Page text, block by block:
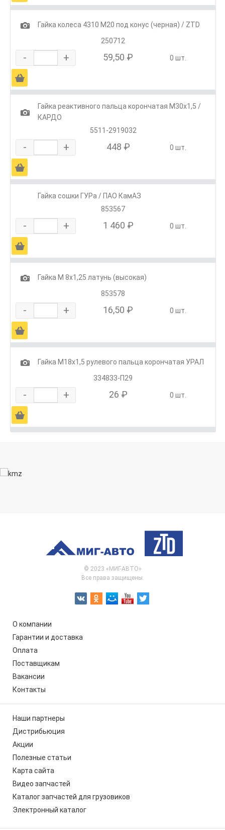
1
Гайка колеса 4310 М20 под конус (черная) / ZTD
250712
- + 59,50 ₽ 0 шт.
Ä
1
Гайка реактивного пальца корончатая М30х1,5 /
КАРДО
5511-2919032
- + 448 ₽ 0 шт.
Ä
Гайка сошки ГУРа / ПАО КамАЗ
853567
- + 1 460 ₽ 0 шт.
Ä
1
Гайка М 8х1,25 латунь (высокая)
853578
- + 16,50 ₽ 0 шт.
Ä
1
Гайка М18х1,5 рулевого пальца корончатая УРАЛ
334833-П29
- + 26 ₽ 0 шт.
Ä
© 2023 «МИГ-АВТО»
Все права защищены.
О компании
Гарантии и доставка
Оплата
Поставщикам
Вакансии
Контакты
Наши партнеры
Дистрибьюция
Акции
Полезные статьи
Карта сайта
Видео запчастей
Каталог запчастей для грузовиков
Электронный каталог